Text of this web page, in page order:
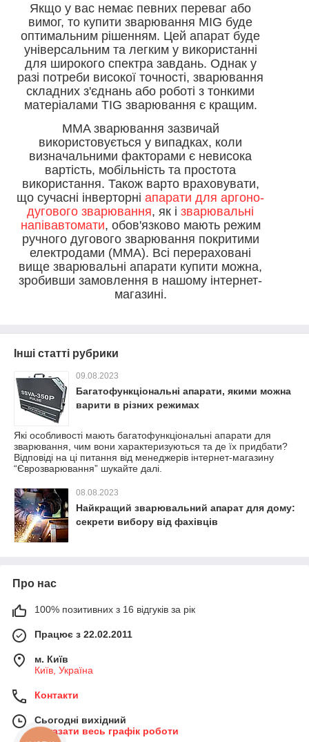
Якщо у вас немає певних переваг або
вимог, то купити зварювання MIG буде
оптимальним рішенням. Цей апарат буде
універсальним та легким у використанні
для широкого спектра завдань. Однак у
разі потреби високої точності, зварювання
складних з'єднань або роботі з тонкими
матеріалами TIG зварювання є кращим.
MMA зварювання зазвичай
використовується у випадках, коли
визначальними факторами є невисока
вартість, мобільність та простота
використання. Також варто враховувати,
що сучасні інверторніапарати для аргоно-
дугового зварювання, як ізварювальні
напівавтомати, обов'язково мають режим
ручного дугового зварювання покритими
електродами (MMA). Всі перераховані
вище зварювальні апарати купити можна,
зробивши замовлення в нашому інтернет-
магазині.
Інші статті рубрики
09.08.2023
Багатофункціональні апарати, якими можна
варити в різних режимах
Які особливості мають багатофункціональні апарати для
зварювання, чим вони характеризуються та де їх придбати?
Відповіді на ці питання від менеджерів інтернет-магазину
“Єврозварювання” шукайте далі.
08.08.2023
Найкращий зварювальний апарат для дому:
секрети вибору від фахівців
Про нас
100% позитивних з 16 відгуків за рік
Працює з 22.02.2011
м. Київ
Київ, Україна
Контакти
Сьогодні вихідний
Показати весь графік роботи